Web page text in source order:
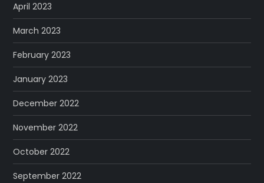
April 2023
March 2023
February 2023
January 2023
December 2022
November 2022
October 2022
September 2022